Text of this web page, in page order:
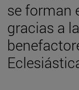
se forman
gracias a